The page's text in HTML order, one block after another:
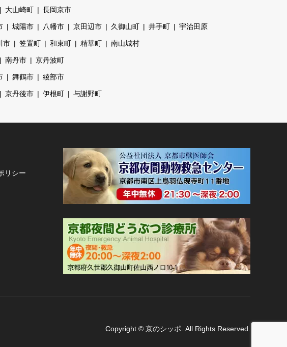
大山崎町 長岡京市
城陽市 八幡市 京田辺市 久御山町 井手町 宇治田原
市 笠置町 和束町 精華町 南山城村
南丹市 京丹波町
舞鶴市 綾部市
京丹後市 伊根町 与謝野町
リシー
Copyright © 京のシッポ . All Rights Reserved.